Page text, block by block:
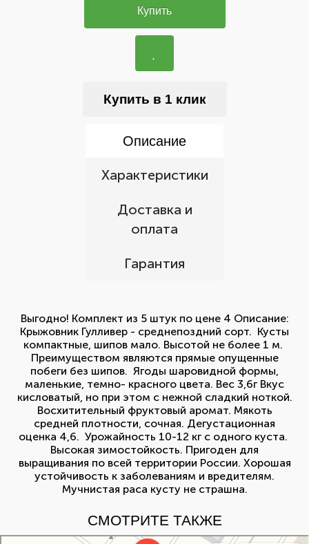
Купить
Купить в 1 клик
Описание
Характеристики
Доставка и
оплата
Гарантия
Выгодно! Комплект из 5 штук по цене 4 Описание:
Крыжовник Гулливер - среднепоздний сорт. Кусты
компактные, шипов мало. Высотой не более 1 м.
Преимуществом являются прямые опущенные
побеги без шипов. Ягоды шаровидной формы,
маленькие, темно- красного цвета. Вес 3,6г Вкус
кисловатый, но при этом с нежной сладкий ноткой.
Восхитительный фруктовый аромат. Мякоть
средней плотности, сочная. Дегустационная
оценка 4,6. Урожайность 10-12 кг с одного куста.
Высокая зимостойкость. Пригоден для
выращивания по всей территории России. Хорошая
устойчивость к заболеваниям и вредителям.
Мучнистая раса кусту не страшна.
СМОТРИТЕ ТАКЖЕ